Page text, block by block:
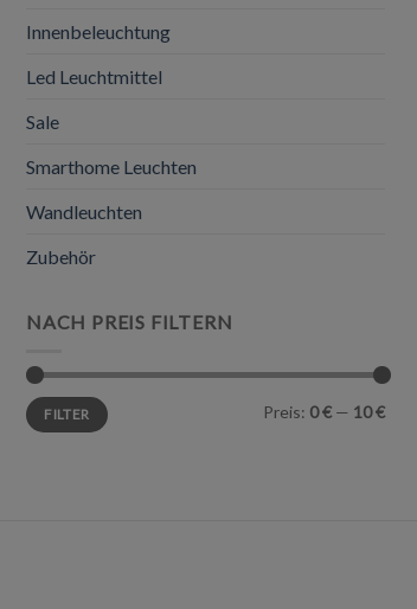
Innenbeleuchtung
Led Leuchtmittel
Sale
Smarthome Leuchten
Wandleuchten
Zubehör
NACH PREIS FILTERN
Min.
Preis
Max.
PreisFILTER Preis: 0 €— 10 €